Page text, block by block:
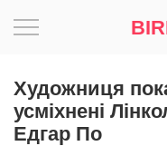
Художниця
усміхнені
Едгар По